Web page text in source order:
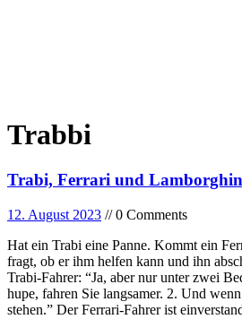
Trabbi
Trabi, Ferrari und
12. August 2023 // 0 Comments
Hat ein Trabi eine Panne. Kommt ein
fragt, ob er ihm helfen kann und ihn
Trabi-Fahrer: “Ja, aber nur unter zwei
hupe, fahren Sie langsamer. 2. Und
stehen.” Der Ferrari-Fahrer ist